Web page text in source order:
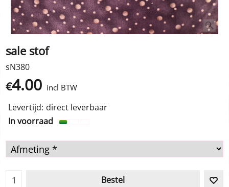
sale stof
sN380
€4.00 incl BTW
Levertijd: direct leverbaar
In voorraad
Bestel